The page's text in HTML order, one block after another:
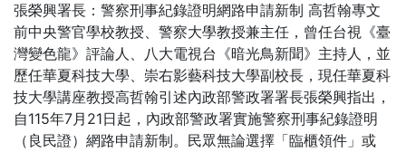
張榮興署長：警察刑事紀錄證明網路申請新制 高哲翰專文
前中央警官學校教授、警察大學教授兼主任，曾任台視《臺
灣變色龍》評論人、八大電視台《暗光鳥新聞》主持人，並
歷任華夏科技大學、崇右影藝科技大學副校長，現任華夏科
技大學講座教授高哲翰引述內政部警政署署長張榮興指出，
自115年7月21日起，內政部警政署實施警察刑事紀錄證明
（良民證）網路申請新制。民眾無論選擇「臨櫃領件」或